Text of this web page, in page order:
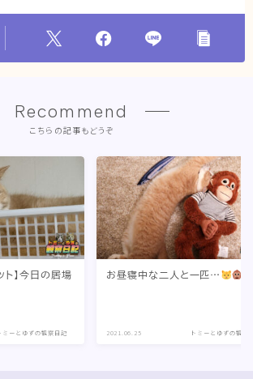
Recommend
こちらの記事もどうぞ
ト】今日の居場
ミーとゆずの観察日記
お昼寝中な二人と一匹…
2021.06.25 トミーとゆずの観察